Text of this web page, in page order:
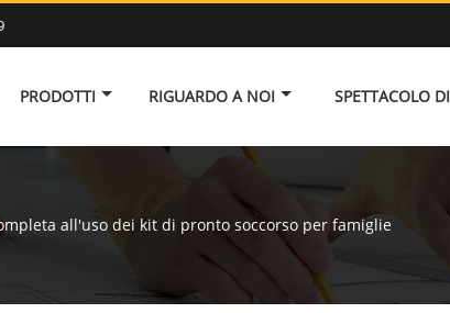
PRODOTTI RIGUARDO A NOI SPETTACOLO
all'uso dei kit di pronto soccorso per famiglie